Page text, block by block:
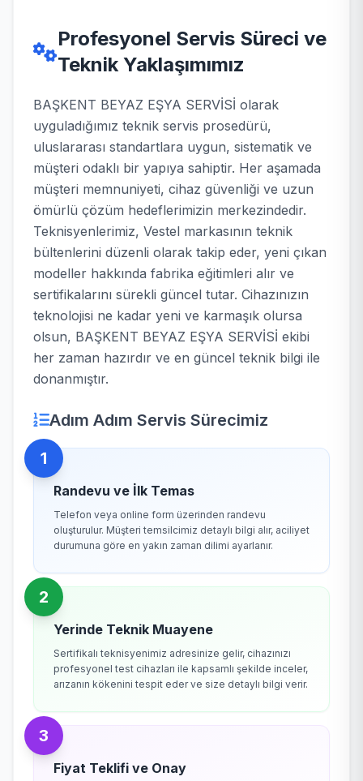
Profesyonel Servis Süreci ve
Teknik Yaklaşımımız
BAŞKENT BEYAZ EŞYA SERVİSİ olarak
uyguladığımız teknik servis prosedürü,
uluslararası standartlara uygun, sistematik ve
müşteri odaklı bir yapıya sahiptir. Her aşamada
müşteri memnuniyeti, cihaz güvenliği ve uzun
ömürlü çözüm hedeflerimizin merkezindedir.
Teknisyenlerimiz, Vestel markasının teknik
bültenlerini düzenli olarak takip eder, yeni çıkan
modeller hakkında fabrika eğitimleri alır ve
sertifikalarını sürekli güncel tutar. Cihazınızın
teknolojisi ne kadar yeni ve karmaşık olursa
olsun, BAŞKENT BEYAZ EŞYA SERVİSİ ekibi
her zaman hazırdır ve en güncel teknik bilgi ile
donanmıştır.
Adım Adım Servis Sürecimiz
1
Randevu ve İlk Temas
Telefon veya online form üzerinden randevu
oluşturulur. Müşteri temsilcimiz detaylı bilgi alır, aciliyet
durumuna göre en yakın zaman dilimi ayarlanır.
2
Yerinde Teknik Muayene
Sertifikalı teknisyenimiz adresinize gelir, cihazınızı
profesyonel test cihazları ile kapsamlı şekilde inceler,
arızanın kökenini tespit eder ve size detaylı bilgi verir.
3
Fiyat Teklifi ve Onay